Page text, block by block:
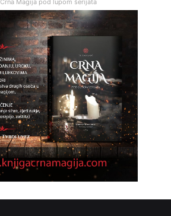
Magija pod lupom šerijata